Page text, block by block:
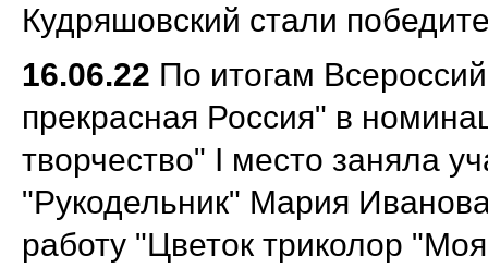
Кудряшовский стали
16.06.22 По итогам
прекрасная Россия" в
творчество" I место заняла
"Рукодельник" Мария
работу "Цветок триколор